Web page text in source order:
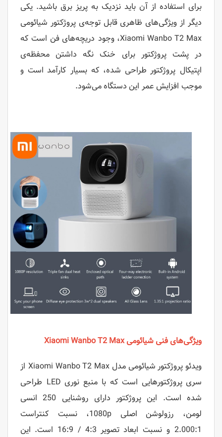
برای استفاده از آن باید نزدیک به پریز برق باشید. یکی
دیگر از ویژگی‌های ظاهری قابل توجه‌ی پروژکتور شیائومی
Xiaomi Wanbo T2 Max‌، وجود دریچه‌های فن است که
در پشت پروژکتور برای خنک نگه داشتن محفظه‌ی
اپتیکال پروژکتور‌ طراحی شده‌، که بسیار کارآمد است و
موجب افزایش عمر این دستگاه می‌شود.
ویژگی‌های فنی شیائومی Xiaomi Wanbo T2 Max
ویدئو پروژکتور شیائومی مدل Xiaomi Wanbo T2 Max از
سری پروژکتورهایی است که با منبع نوری LED طراحی
شده است. این پروژکتور دارای روشنایی 250 انسی
لومن، رزولوشن اصلی 1080p، نسبت کنتراست
2.000:1 و نسبت ابعاد تصویر 4:3 / 16:9 است. این